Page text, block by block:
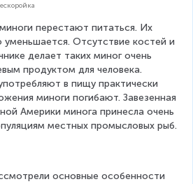
перестают питаться. Их
уменьшается. Отсутствие костей и
делает таких миног очень
продуктом для человека.
в пищу практически
миноги погибают. Завезенная
Америки минога принесла очень
местных промысловых рыб.
основные особенности